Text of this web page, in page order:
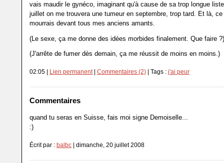
vais maudir le gynéco, imaginant qu'à cause de sa trop longue
juillet on me trouvera une tumeur en septembre, trop tard. Et là,
mourrais devant tous mes anciens amants.
(Le sexe, ça me donne des idées morbides finalement. Que faire ?)
(J'arrête de fumer dès demain, ça me réussit de moins en moins.)
02:05 | Lien permanent | Commentaires (2) | Tags : j'ai peur
Commentaires
quand tu seras en Suisse, fais moi signe Demoiselle...
:)
Écrit par : balbc | dimanche, 20 juillet 2008